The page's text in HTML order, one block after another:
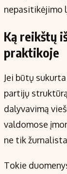
nepasitikėjimo
Ką reikštų
praktikoje
Jei būtų
partijų
dalyvavimą
valdomose
ne tik
Tokie